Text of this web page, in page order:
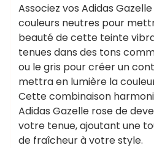
Associez vos Adidas
couleurs neutres pour
beauté de cette teinte
tenues dans des tons
ou le gris pour créer un
mettra en lumière la
Cette combinaison
Adidas Gazelle rose de
votre tenue, ajoutant une
de fraîcheur à votre style.